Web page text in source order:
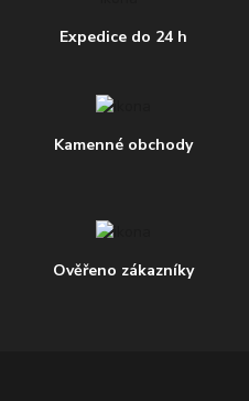
Expedice do 24 h
Kamenné obchody
Ověřeno zákazníky